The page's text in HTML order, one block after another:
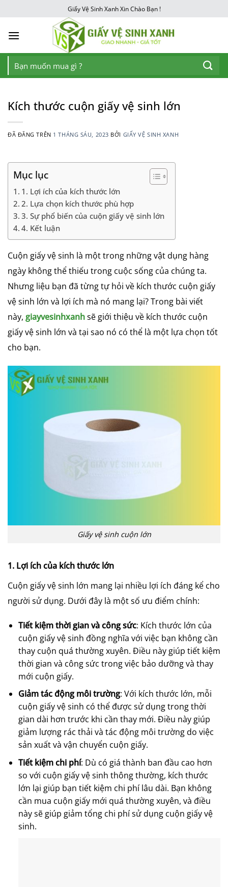
đến
nội
Giấy Vệ Sinh Xanh Xin Chào Bạn !
Tìm
kiếm:
Kích thước cuộn giấy vệ sinh lớn
ĐÃ ĐĂNG TRÊN 1 THÁNG SÁU, 2023 BỞI GIẤY VỆ SINH XANH
Mục lục
1. Lợi ích của kích thước lớn
2. Lựa chọn kích thước phù hợp
3. Sự phổ biến của cuộn giấy vệ sinh lớn
4. Kết luận
Cuộn giấy vệ sinh là một trong những vật dụng hàng
ngày không thể thiếu trong cuộc sống của chúng ta.
Nhưng liệu bạn đã từng tự hỏi về kích thước cuộn giấy
vệ sinh lớn và lợi ích mà nó mang lại? Trong bài viết
này, giayvesinhxanhsẽ giới thiệu về kích thước cuộn
giấy vệ sinh lớn và tại sao nó có thể là một lựa chọn tốt
cho bạn.
Giấy vệ sinh cuộn lớn
1. Lợi ích của kích thước lớn
Cuộn giấy vệ sinh lớn mang lại nhiều lợi ích đáng kể cho
người sử dụng. Dưới đây là một số ưu điểm chính:
Tiết kiệm thời gian và công sức: Kích thước lớn của
cuộn giấy vệ sinh đồng nghĩa với việc bạn không cần
thay cuộn quá thường xuyên. Điều này giúp tiết kiệm
thời gian và công sức trong việc bảo dưỡng và thay
mới cuộn giấy.
Giảm tác động môi trường: Với kích thước lớn, mỗi
cuộn giấy vệ sinh có thể được sử dụng trong thời
gian dài hơn trước khi cần thay mới. Điều này giúp
giảm lượng rác thải và tác động môi trường do việc
sản xuất và vận chuyển cuộn giấy.
Tiết kiệm chi phí: Dù có giá thành ban đầu cao hơn
so với cuộn giấy vệ sinh thông thường, kích thước
lớn lại giúp bạn tiết kiệm chi phí lâu dài. Bạn không
cần mua cuộn giấy mới quá thường xuyên, và điều
này sẽ giúp giảm tổng chi phí sử dụng cuộn giấy vệ
sinh.